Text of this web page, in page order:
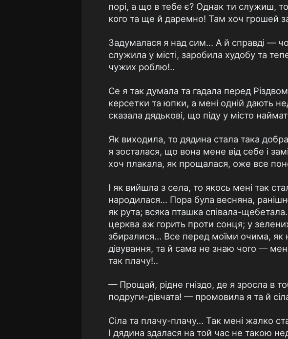
порі, а що в тебе є? Однак ти служиш,
кого та ще й даремно! Там хоч грошей
Задумалася я над сим... А й справді —
служила у місті, заробила худобу та
чужих роблю!..
Се я так думала та гадала перед
керсетки та юпки, а мені одній дають
сказала дядькові, що піду у місто
Як виходила, то дядина стала така
я зосталася, що вона мене від себе і
хоч плакала, як прощалася, оже все
І як вийшла з села, то якось мені так
народилася... Пора була весняна,
як рута; всяка пташка співала-
церква аж горить проти сонця; у
збиралися... Все перед моїми очима, як
дівування, та й сама не знаю чого —
так плачу!..
— Прощай, рідне гніздо, де я зросла в
подруги-дівчата! — промовила я та й
Сіла та плачу-плачу... Так мені жалко
І дядина здалася на той час не такою